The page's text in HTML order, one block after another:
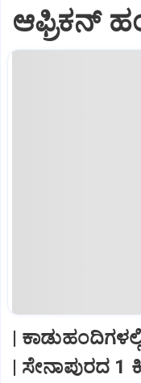
ಆಫ್ರಿಕನ್‌
|
| ಸೇನಾಪುರದ 1